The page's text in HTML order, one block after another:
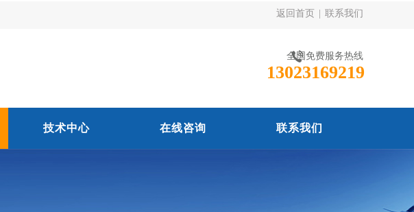
返回首页 联系我们
全国免费服务热线
13023169219
技术中心 在线咨询 联系我们